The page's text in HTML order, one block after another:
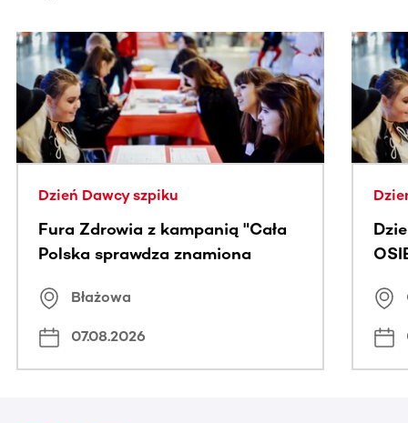
Ta sekcja zawiera treści przewijane w poziomie. Użyj
Dzień Dawcy szpiku
Fura Zdrowia z kampanią "Cała
Polska sprawdza znamiona
Błażowa
07.08.2026